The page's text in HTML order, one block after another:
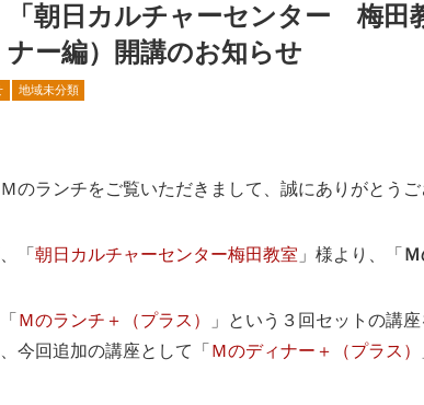
「朝日カルチャーセンター 梅
ナー編）開講のお知らせ
地域未分類
のランチをご覧いただきまして、誠にありがとうご
「 朝日カルチャーセンター梅田教室 」様より、「
Ｍのランチ＋（プラス）
」という３回セットの講
今回追加の講座として「 Ｍのディナー＋（プラス）